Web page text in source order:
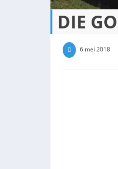
DIE
6 mei 2018